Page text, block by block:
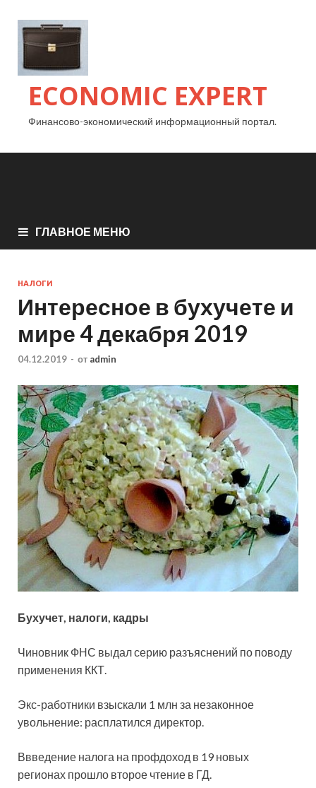
ECONOMIC EXPERT
Финансово-экономический информационный портал.
ГЛАВНОЕ МЕНЮ
НАЛОГИ
Интересное в бухучете и
мире 4 декабря 2019
04.12.2019 - от admin
Бухучет, налоги, кадры
Чиновник ФНС выдал серию разъяснений по поводу
применения ККТ.
Экс-работники взыскали 1 млн за незаконное
увольнение: расплатился директор.
Ввведение налога на профдоход в 19 новых
регионах прошло второе чтение в ГД.